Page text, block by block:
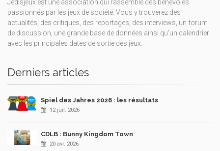
Jedisjeux est une association qui rassemble des bénévoles
passionnés par les jeux de société. Vous y trouverez des
actualités, des critiques, des reportages, des interviews, un forum
de discussion, une grande base de données ainsi qu’un calendrier
avec les principales dates de sortie des jeux.
Derniers articles
Spiel des Jahres 2026 : les résultats
12 juil. 2026
CDLB : Bunny Kingdom Town
20 avr. 2026